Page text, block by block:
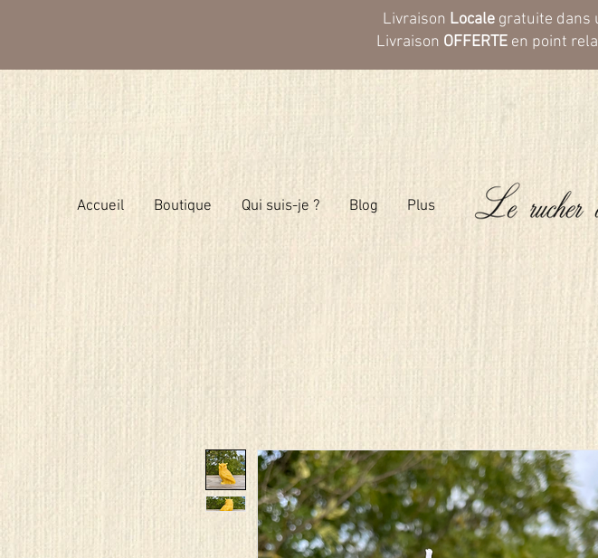
Livraison Locale gratuite dans
Livraison OFFERTE en point
Accueil Boutique Qui suis-je ? Blog Plus